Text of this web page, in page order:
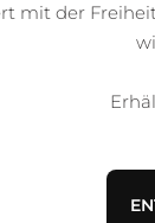
mit der